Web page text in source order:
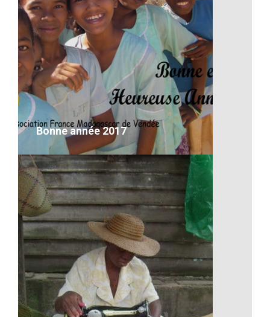
Un lémurien de Madagascar
VOIR LE DÉTAIL
Bonne année 2017